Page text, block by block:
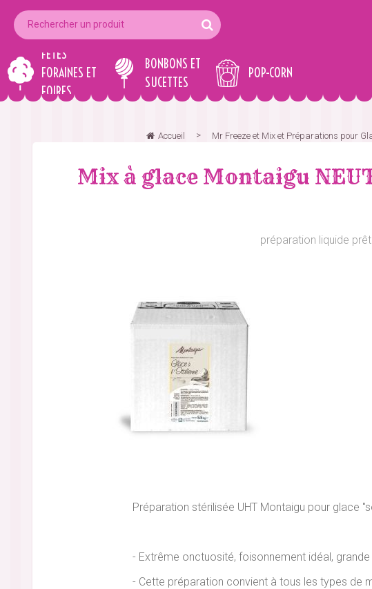
FÊTES
FORAINES ET
FOIRES
BONBONS ET
SUCETTES
POP-CORN
Accueil Mr Freeze et Mix et Préparations pour
Mix à glace Montaigu
préparation liquide
Préparation stérilisée UHT Montaigu pour glace
- Extrême onctuosité, foisonnement idéal,
- Cette préparation convient à tous les types de